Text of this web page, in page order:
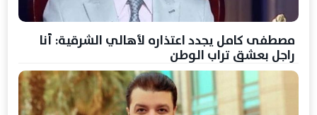
مصطفى كامل يجدد اعتذاره لأهالي الشرقية: أنا
راجل بعشق تراب الوطن